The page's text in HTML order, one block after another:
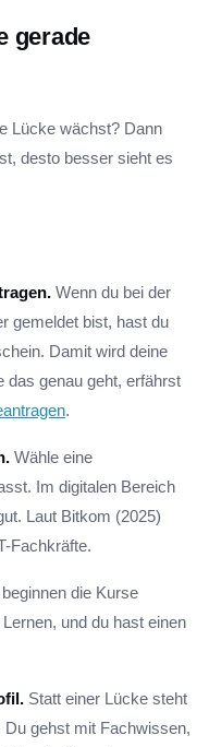
gerade
Lücke wächst? Dann
desto besser sieht es
Wenn du bei der
gemeldet bist, hast du
Damit wird deine
das genau geht, erfährst
.
Wähle eine
Im digitalen Bereich
Laut Bitkom (2025)
Fachkräfte.
die Kurse
und du hast einen
Statt einer Lücke steht
Du gehst mit Fachwissen,